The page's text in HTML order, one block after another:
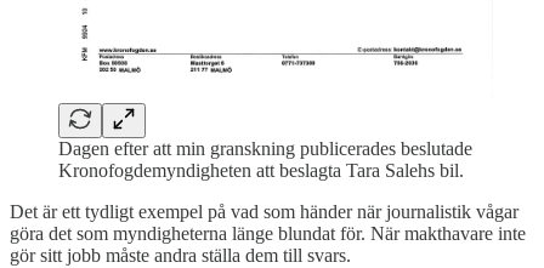
Dagen efter att min granskning publicerades beslutade
Kronofogdemyndigheten att beslagta Tara Salehs bil.
Det är ett tydligt exempel på vad som händer när journalistik vågar
göra det som myndigheterna länge blundat för. När makthavare inte
gör sitt jobb måste andra ställa dem till svars.